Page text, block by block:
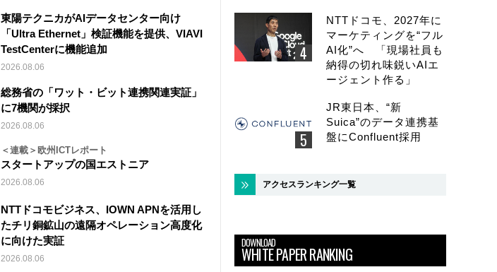
東陽テクニカがAIデータセンター向け
「Ultra Ethernet」検証機能を提供、VIAVI
TestCenterに機能追加
2026.08.06
総務省の「ワット・ビット連携関連実証」
に7機関が採択
2026.08.06
＜連載＞欧州ICTレポート
スタートアップの国エストニア
2026.08.06
NTTドコモビジネス、IOWN APNを活用し
たチリ銅鉱山の遠隔オペレーション高度化
に向けた実証
2026.08.06
NTTドコモ、2027年に
マーケティングを“フル
AI化”へ 「現場社員も
納得の切れ味鋭いAIエ
ージェント作る」
JR東日本、“新
Suica”のデータ連携基
盤にConfluent採用
アクセスランキング一覧
DOWNLOAD
WHITE PAPER RANKING